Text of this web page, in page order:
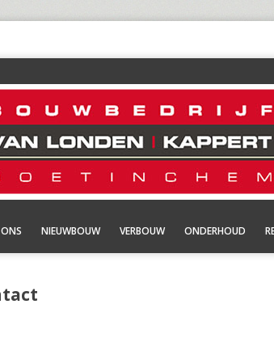
NIEUWBOUW VERBOUW ONDERHOUD